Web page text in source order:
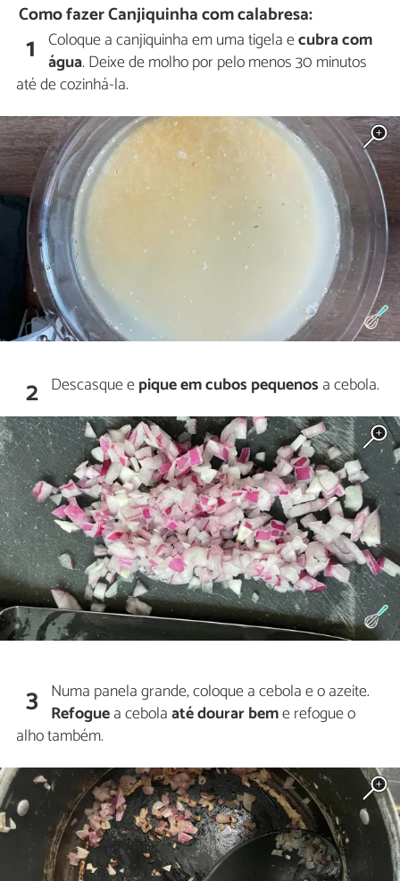
Como fazer Canjiquinha com calabresa:
1 Coloque a canjiquinha em uma tigela ecubra com
água. Deixe de molho por pelo menos 30 minutos
até de cozinhá-la.
2 Descasque epique em cubos pequenos a cebola.
3 Numa panela grande, coloque a cebola e o azeite.
Refoguea cebolaaté dourar beme refogue o
alho também.